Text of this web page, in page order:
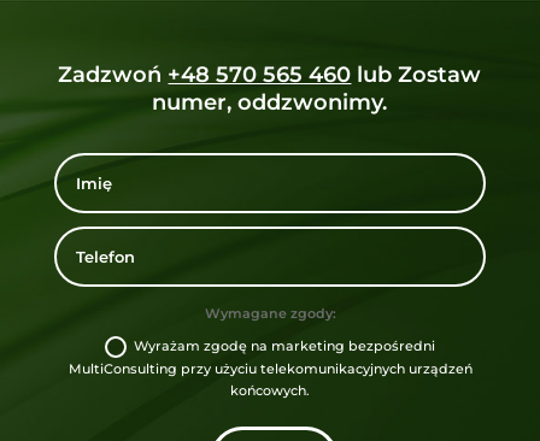
Zadzwoń +48 570 565 460 lub Zostaw
numer, oddzwonimy.
Wymagane zgody:
Wyrażam zgodę na marketing bezpośredni
MultiConsulting przy użyciu telekomunikacyjnych urządzeń
końcowych.